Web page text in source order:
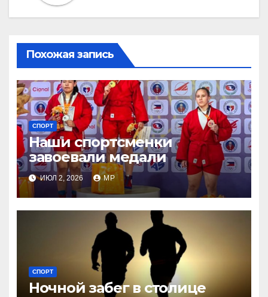
Похожая запись
СПОРТ
Наши спортсменки
завоевали медали
ИЮЛ 2, 2026 MP
СПОРТ
Ночной забег в столице